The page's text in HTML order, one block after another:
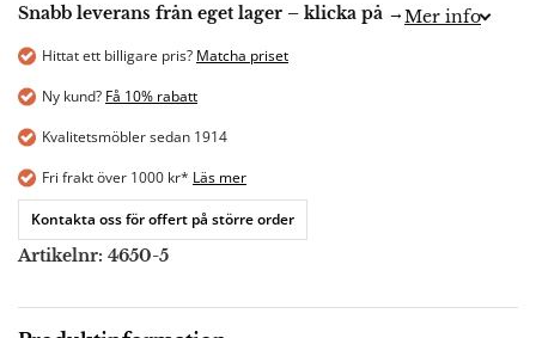
Snabb leverans från eget lager – klicka på →Mer info
Hittat ett billigare pris? Matcha priset
Ny kund? Få 10% rabatt
Kvalitetsmöbler sedan 1914
Fri frakt över 1000 kr* Läs mer
Kontakta oss för offert på större order
Artikelnr: 4650-5